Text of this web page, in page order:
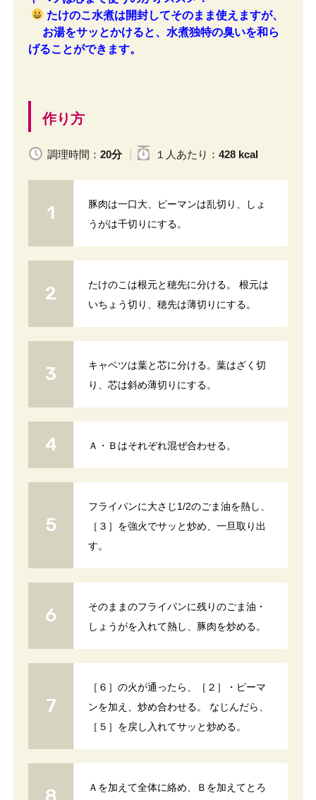
たけのこ水煮は開封してそのまま使えますが、
お湯をサッとかけると、水煮独特の臭いを和ら
げることができます。
作り方
調理時間： 20分 １人 あたり ： 428 kcal
豚肉は一口大、ピーマンは乱切り、しょ
うがは千切りにする。
たけのこは根元と穂先に分ける。 根元は
いちょう切り、穂先は薄切りにする。
キャベツは葉と芯に分ける。葉はざく切
り、芯は斜め薄切りにする。
Ａ・Ｂはそれぞれ混ぜ合わせる。
フライパンに大さじ1/2のごま油を熱し、
［３］を強火でサッと炒め、一旦取り出
す。
そのままのフライパンに残りのごま油・
しょうがを入れて熱し、豚肉を炒める。
［６］の火が通ったら、［２］・ピーマ
ンを加え、炒め合わせる。 なじんだら、
［５］を戻し入れてサッと炒める。
Ａを加えて全体に絡め、Ｂを加えてとろ